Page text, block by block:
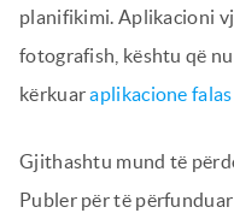
planifikimi. Aplikacioni
fotografish, kështu që
kërkuaraplikacione
Gjithashtu mund të
Publer për të